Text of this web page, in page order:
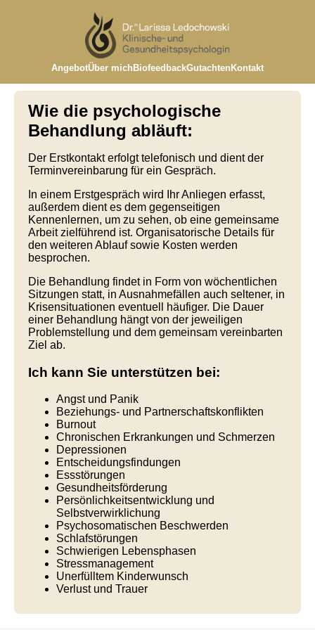
AngebotÜber mich BiofeedbackGutachten Kontakt
Wie die psychologische
Behandlung abläuft:
Der Erstkontakt erfolgt telefonisch und dient der
Terminvereinbarung für ein Gespräch.
In einem Erstgespräch wird Ihr Anliegen erfasst,
außerdem dient es dem gegenseitigen
Kennenlernen, um zu sehen, ob eine gemeinsame
Arbeit zielführend ist. Organisatorische Details für
den weiteren Ablauf sowie Kosten werden
besprochen.
Die Behandlung findet in Form von wöchentlichen
Sitzungen statt, in Ausnahmefällen auch seltener, in
Krisensituationen eventuell häufiger. Die Dauer
einer Behandlung hängt von der jeweiligen
Problemstellung und dem gemeinsam vereinbarten
Ziel ab.
Ich kann Sie unterstützen bei:
Angst und Panik
Beziehungs- und Partnerschaftskonflikten
Burnout
Chronischen Erkrankungen und Schmerzen
Depressionen
Entscheidungsfindungen
Essstörungen
Gesundheitsförderung
Persönlichkeitsentwicklung und
Selbstverwirklichung
Psychosomatischen Beschwerden
Schlafstörungen
Schwierigen Lebensphasen
Stressmanagement
Unerfülltem Kinderwunsch
Verlust und Trauer